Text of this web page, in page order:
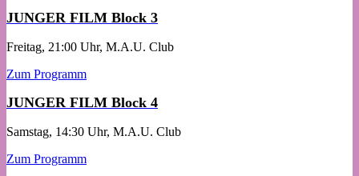
JUNGER FILM Block 3
Freitag, 21:00 Uhr, M.A.U. Club
Zum Programm
JUNGER FILM Block 4
Samstag, 14:30 Uhr, M.A.U. Club
Zum Programm